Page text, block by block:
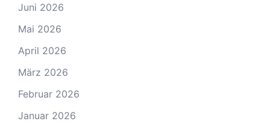
Juni 2026
Mai 2026
April 2026
März 2026
Februar 2026
Januar 2026